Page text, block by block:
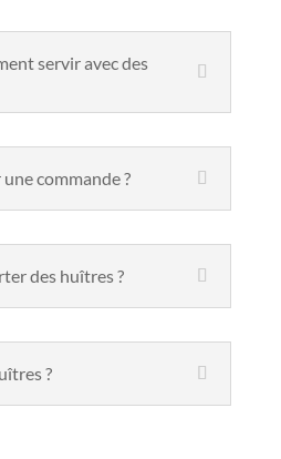
servir avec des
commande ?
des huîtres ?
?